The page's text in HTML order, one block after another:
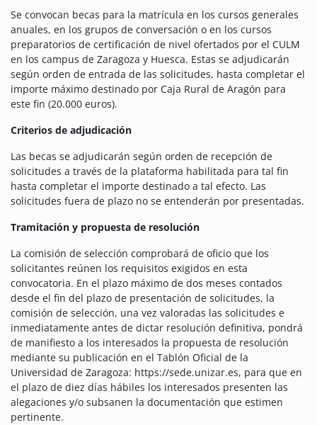
Se convocan becas para la matrícula en los cursos generales
anuales, en los grupos de conversación o en los cursos
preparatorios de certificación de nivel ofertados por el CULM
en los campus de Zaragoza y Huesca. Estas se adjudicarán
según orden de entrada de las solicitudes, hasta completar el
importe máximo destinado por Caja Rural de Aragón para
este fin (20.000 euros).
Criterios de adjudicación
Las becas se adjudicarán según orden de recepción de
solicitudes a través de la plataforma habilitada para tal fin
hasta completar el importe destinado a tal efecto. Las
solicitudes fuera de plazo no se entenderán por presentadas.
Tramitación y propuesta de resolución
La comisión de selección comprobará de oficio que los
solicitantes reúnen los requisitos exigidos en esta
convocatoria. En el plazo máximo de dos meses contados
desde el fin del plazo de presentación de solicitudes, la
comisión de selección, una vez valoradas las solicitudes e
inmediatamente antes de dictar resolución definitiva, pondrá
de manifiesto a los interesados la propuesta de resolución
mediante su publicación en el Tablón Oficial de la
Universidad de Zaragoza: https://sede.unizar.es, para que en
el plazo de diez días hábiles los interesados presenten las
alegaciones y/o subsanen la documentación que estimen
pertinente.